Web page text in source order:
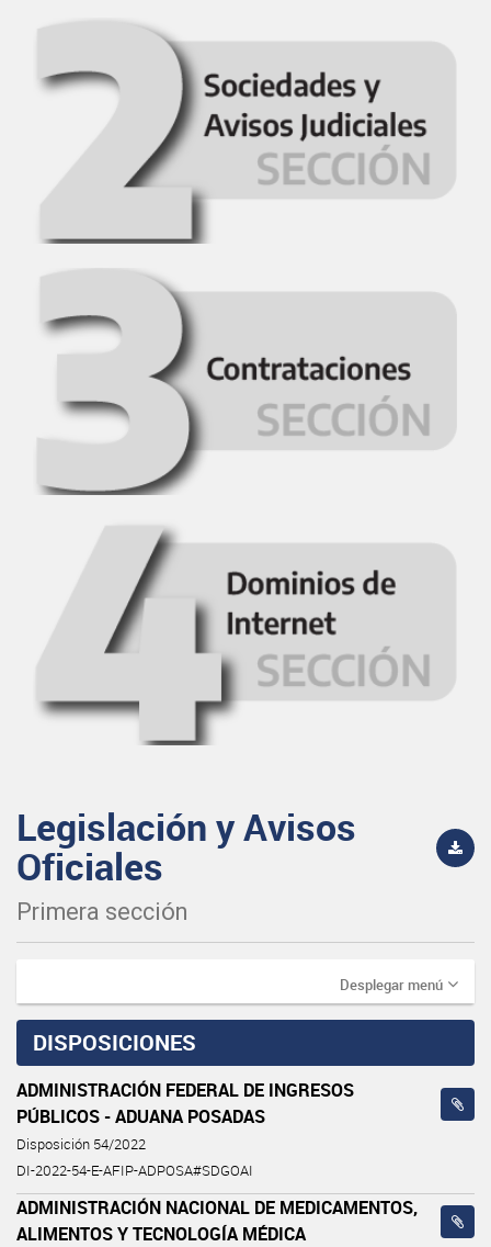
Legislación y Avisos
Oficiales
Primera sección
Desplegar menú
DISPOSICIONES
ADMINISTRACIÓN FEDERAL DE INGRESOS
PÚBLICOS - ADUANA POSADAS
Disposición 54/2022
DI-2022-54-E-AFIP-ADPOSA#SDGOAI
ADMINISTRACIÓN NACIONAL DE MEDICAMENTOS,
ALIMENTOS Y TECNOLOGÍA MÉDICA